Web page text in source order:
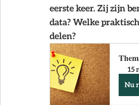
eerste keer. Zij zijn
data? Welke
delen?
15
Nu